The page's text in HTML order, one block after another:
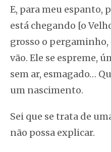
E, para meu espanto,
está chegando [o
grosso o pergaminho,
vão. Ele se espreme,
sem ar, esmagado…
um nascimento.
Sei que se trata de
não possa explicar.